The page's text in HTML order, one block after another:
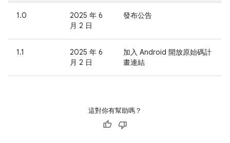
1.0
2025 年 6
月 2 日
發布公告
1.1
2025 年 6
月 2 日
加入 Android 開放原始碼計
畫連結
這對你有幫助嗎？